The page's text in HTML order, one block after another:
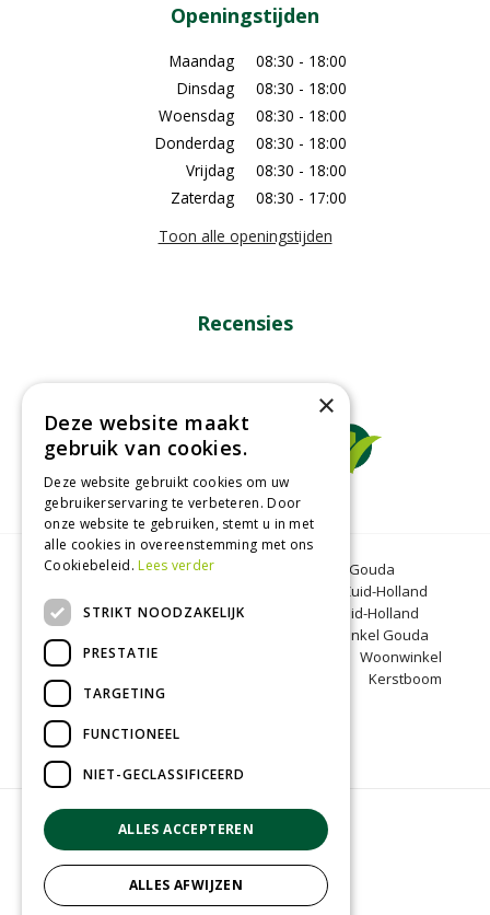
Openingstijden
Maandag
08:30 - 18:00
Dinsdag
08:30 - 18:00
Woensdag
08:30 - 18:00
Donderdag
08:30 - 18:00
Vrijdag
08:30 - 18:00
Zaterdag
08:30 - 17:00
Toon alle openingstijden
Recensies
Tuincentrum Gouda
Tuinmeubelen Gouda
Graszoden Zuid-Holland
Kinderboerderij Gouda
Tuincentrum Zuid-Holland
Oranjeband zaden
Dierenwinkel Gouda
BBQ Gouda
Tuinmeubelen Zuid-Holland
Woonwinkel
Zuid-Holland
Kerstboom
Bergambacht
© Groenrijk Bergambacht
Green Solutions
Tuincentrum Overzicht
Privacy policy
×
Deze website maakt
gebruik van cookies.
Deze website gebruikt cookies om uw
gebruikerservaring te verbeteren. Door
onze website te gebruiken, stemt u in met
alle cookies in overeenstemming met ons
Cookiebeleid.Lees verder
STRIKT NOODZAKELIJK
PRESTATIE
TARGETING
FUNCTIONEEL
NIET-GECLASSIFICEERD
ALLES ACCEPTEREN
ALLES AFWIJZEN